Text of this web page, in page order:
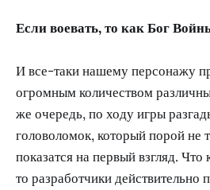
Если воевать, то как Бог
И все-таки нашему персонажу
огромным количеством
же очередь, по ходу игры
головоломок, который порой не
показатся на первый взгляд. Что
то разработчики действительно